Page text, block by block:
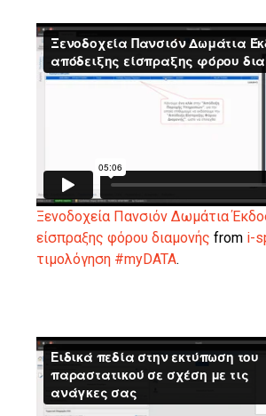
Ξενοδοχεία Πανσιόν Δωμάτια
είσπραξης φόρου διαμονής from i-
τιμολόγηση #myDATA.